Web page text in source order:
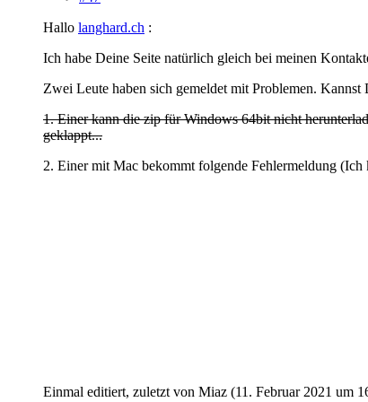
Hallo langhard.ch :
Ich habe Deine Seite natürlich gleich bei meinen
Zwei Leute haben sich gemeldet mit Problemen. Kannst
1. Einer kann die zip für Windows 64bit nicht
geklappt...
2. Einer mit Mac bekommt folgende Fehlermeldung
Einmal editiert, zuletzt von Miaz (11. Februar 2021 um